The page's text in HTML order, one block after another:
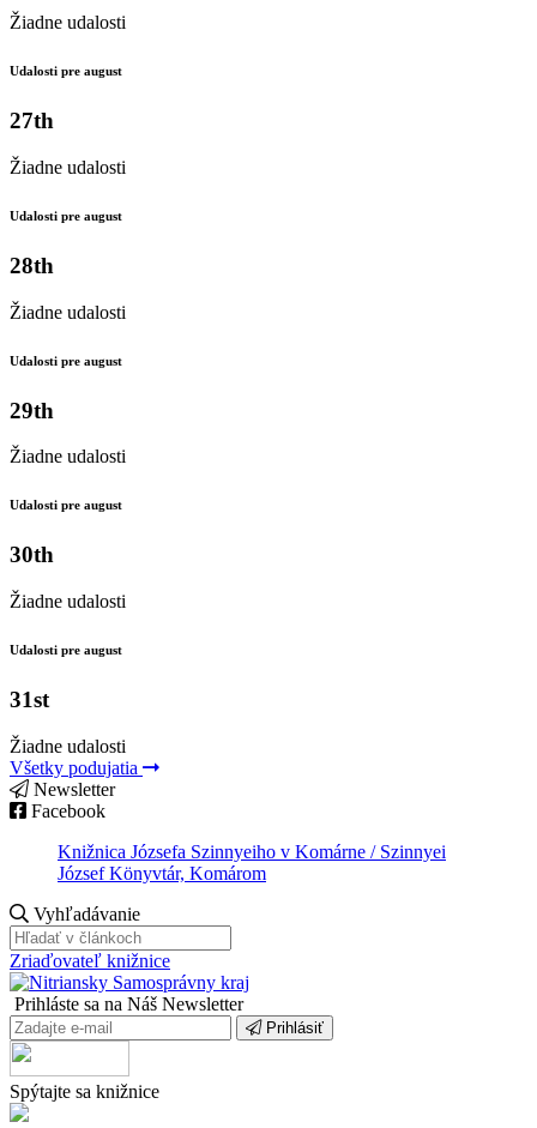
Žiadne udalosti
Udalosti pre august
27th
Žiadne udalosti
Udalosti pre august
28th
Žiadne udalosti
Udalosti pre august
29th
Žiadne udalosti
Udalosti pre august
30th
Žiadne udalosti
Udalosti pre august
31st
Žiadne udalosti
Všetky podujatia
Newsletter
Facebook
Knižnica Józsefa Szinnyeiho v Komárne / Szinnyei
József Könyvtár, Komárom
Vyhľadávanie
Zriaďovateľ knižnice
Prihláste sa na Náš Newsletter
Prihlásiť
Spýtajte sa knižnice